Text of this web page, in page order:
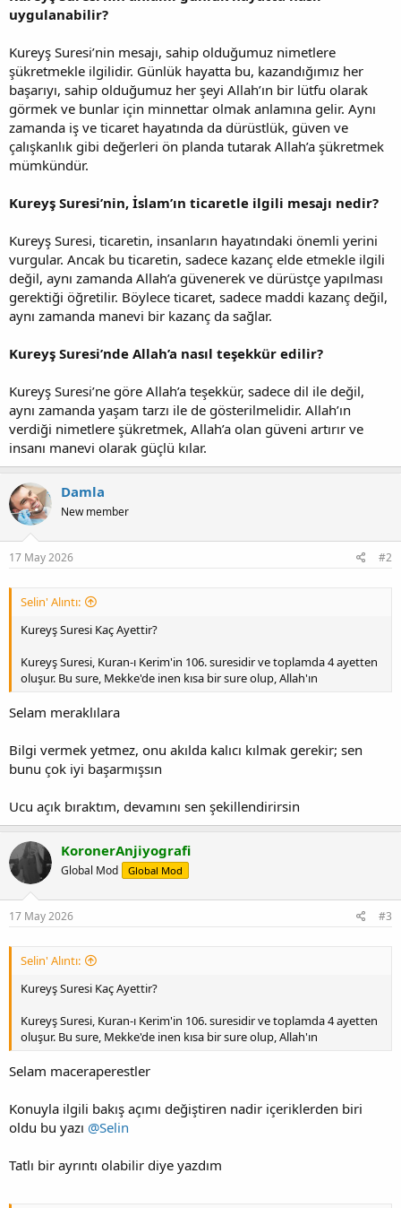
uygulanabilir?
Kureyş Suresi’nin mesajı, sahip olduğumuz nimetlere
şükretmekle ilgilidir. Günlük hayatta bu, kazandığımız her
başarıyı, sahip olduğumuz her şeyi Allah’ın bir lütfu olarak
görmek ve bunlar için minnettar olmak anlamına gelir. Aynı
zamanda iş ve ticaret hayatında da dürüstlük, güven ve
çalışkanlık gibi değerleri ön planda tutarak Allah’a şükretmek
mümkündür.
Kureyş Suresi’nin, İslam’ın ticaretle ilgili mesajı nedir?
Kureyş Suresi, ticaretin, insanların hayatındaki önemli yerini
vurgular. Ancak bu ticaretin, sadece kazanç elde etmekle ilgili
değil, aynı zamanda Allah’a güvenerek ve dürüstçe yapılması
gerektiği öğretilir. Böylece ticaret, sadece maddi kazanç değil,
aynı zamanda manevi bir kazanç da sağlar.
Kureyş Suresi’nde Allah’a nasıl teşekkür edilir?
Kureyş Suresi’ne göre Allah’a teşekkür, sadece dil ile değil,
aynı zamanda yaşam tarzı ile de gösterilmelidir. Allah’ın
verdiği nimetlere şükretmek, Allah’a olan güveni artırır ve
insanı manevi olarak güçlü kılar.
Damla
New member
17 May 2026 #2
Selin' Alıntı:
Kureyş Suresi Kaç Ayettir?
Kureyş Suresi, Kuran-ı Kerim'in 106. suresidir ve toplamda 4 ayetten
oluşur. Bu sure, Mekke'de inen kısa bir sure olup, Allah'ın
Selam meraklılara
Bilgi vermek yetmez, onu akılda kalıcı kılmak gerekir; sen
bunu çok iyi başarmışsın
Ucu açık bıraktım, devamını sen şekillendirirsin
KoronerAnjiyografi
Global Mod Global Mod
17 May 2026 #3
Selin' Alıntı:
Kureyş Suresi Kaç Ayettir?
Kureyş Suresi, Kuran-ı Kerim'in 106. suresidir ve toplamda 4 ayetten
oluşur. Bu sure, Mekke'de inen kısa bir sure olup, Allah'ın
Selam maceraperestler
Konuyla ilgili bakış açımı değiştiren nadir içeriklerden biri
oldu bu yazı @Selin
Tatlı bir ayrıntı olabilir diye yazdım